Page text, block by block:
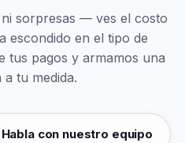
sorpresas — ves el costo
escondido en el tipo de
tus pagos y armamos una
tu medida.
Habla con nuestro equipo